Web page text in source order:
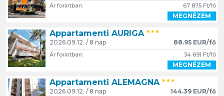
Ár forintban: 67 875 Ft/fő
MEGNÉZEM
Appartamenti AURIGA ***
2026.09.12. / 8 nap 88.95 EUR/fő
Ár forintban: 34 691 Ft/fő
MEGNÉZEM
Appartamenti ALEMAGNA ***
2026.09.12. / 8 nap 144.39 EUR/fő